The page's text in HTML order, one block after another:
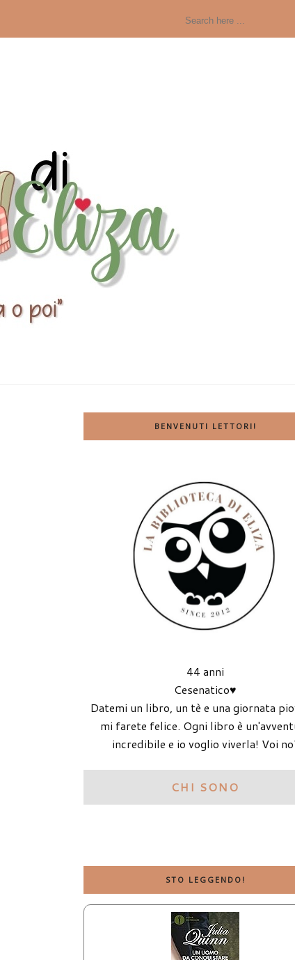
BENVENUTI LETTORI!
44 anni
Cesenatico♥
Datemi un libro, un tè e una giornata
mi farete felice. Ogni libro è
incredibile e io voglio viverla! Voi
CHI SONO
STO LEGGENDO!